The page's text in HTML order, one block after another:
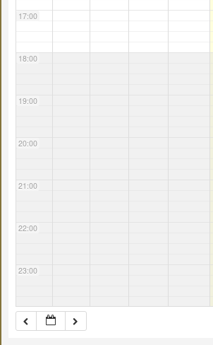
17:00
18:00
19:00
20:00
21:00
22:00
23:00